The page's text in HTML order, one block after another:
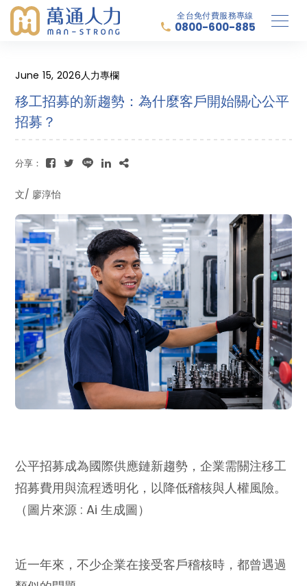
全台免付費服務專線
0800-600-885
June 15, 2026人力專欄
移工招募的新趨勢：為什麼客戶開始關心公平
招募？
分享：
文/ 廖淳怡
公平招募成為國際供應鏈新趨勢，企業需關注移工
招募費用與流程透明化，以降低稽核與人權風險。
（圖片來源 : Ai 生成圖）
近一年來，不少企業在接受客戶稽核時，都曾遇過